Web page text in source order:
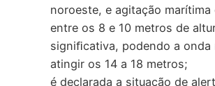
noroeste, e agitação marítima
entre os 8 e 10 metros de
signiﬁcativa, podendo a onda
atingir os 14 a 18 metros;
é declarada a situação de